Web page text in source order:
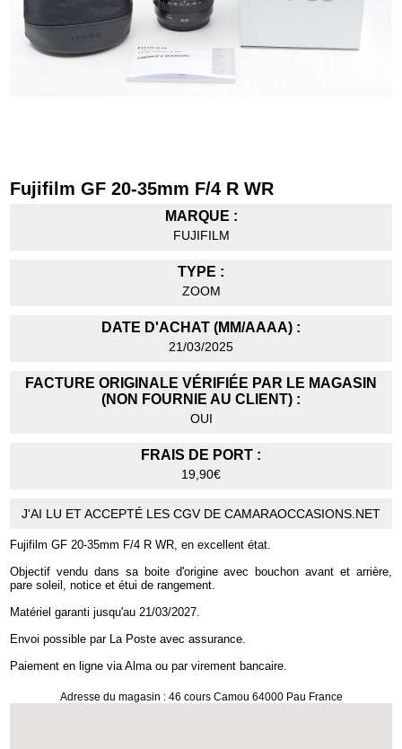
Fujifilm GF 20-35mm F/4 R WR
MARQUE :
FUJIFILM
TYPE :
ZOOM
DATE D'ACHAT (MM/AAAA) :
21/03/2025
FACTURE ORIGINALE VÉRIFIÉE PAR LE MAGASIN
(NON FOURNIE AU CLIENT) :
OUI
FRAIS DE PORT :
19,90€
J'AI LU ET ACCEPTÉ LES CGV DE CAMARAOCCASIONS.NET
Fujifilm GF 20-35mm F/4 R WR, en excellent état.
Objectif vendu dans sa boite d'origine avec bouchon avant et arrière,
pare soleil, notice et étui de rangement.
Matériel garanti jusqu'au 21/03/2027.
Envoi possible par La Poste avec assurance.
Paiement en ligne via Alma ou par virement bancaire.
Adresse du magasin : 46 cours Camou 64000 Pau France